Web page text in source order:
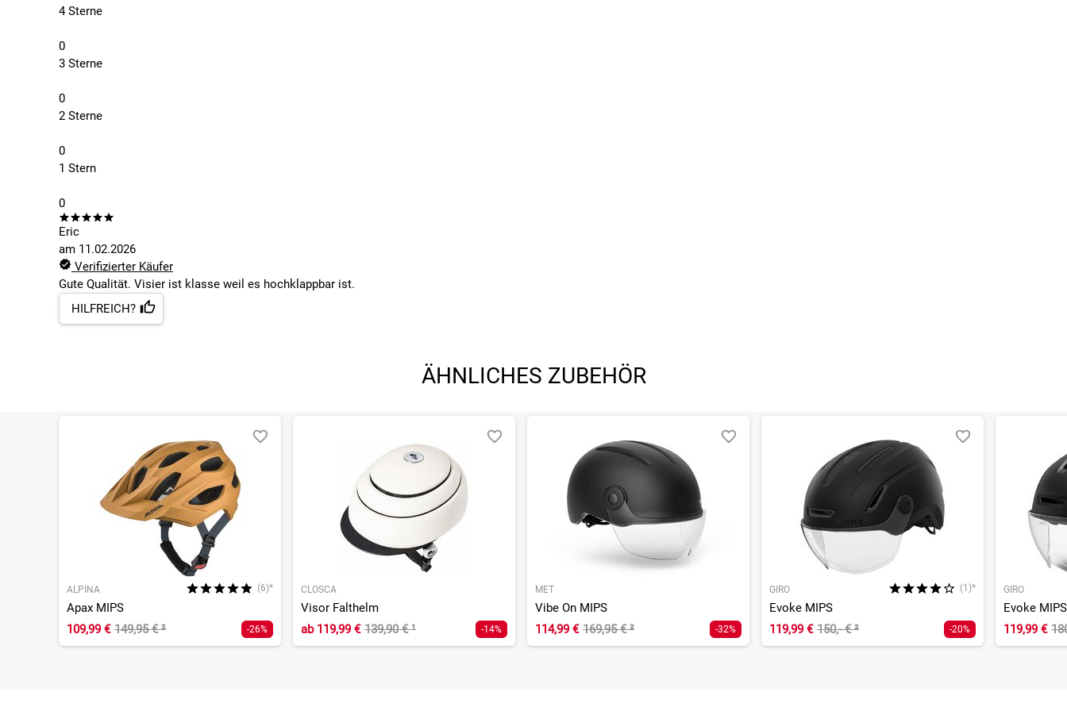
4 Sterne
0
3 Sterne
0
2 Sterne
0
1 Stern
0
Eric
am 11.02.2026
Verifizierter Käufer
Gute Qualität. Visier ist klasse weil es hochklappbar ist.
HILFREICH?
ÄHNLICHES ZUBEHÖR
ALPINA (6)*
Apax MIPS
109,99 € 149,95 €² -26%
CLOSCA
Visor Falthelm
ab119,99 € 139,90 €¹ -14%
MET
Vibe On MIPS
114,99 € 169,95 €² -32%
GIRO (1)*
Evoke MIPS
119,99 € 150,- €² -20%
GIRO
Evoke
119,99 €